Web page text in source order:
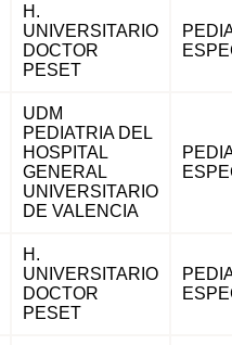
H.
UNIVERSITARIO
DOCTOR
PESET
UDM
PEDIATRIA DEL
HOSPITAL
GENERAL
UNIVERSITARIO
DE VALENCIA
H.
UNIVERSITARIO
DOCTOR
PESET